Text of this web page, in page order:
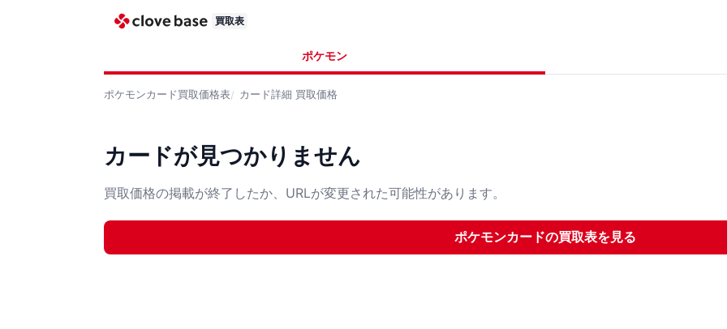
買取表
ポケモン
ポケモンカード買取価格表 カード詳細 買取価格
カードが見つかりません
買取価格の掲載が終了したか、URLが変更された可能性があります。
ポケモンカードの買取表を見る